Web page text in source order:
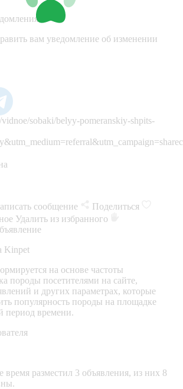
вам уведомление об изменении
sobaki/belyy-pomeranskiy-shpits-
сообщение
Поделиться
Удалить из избранного
Kinpet
на основе частоты
породы посетителями на сайте,
и других параметрах, которые
популярность породы на площадке
период времени.
время разместил 3 объявления, из них 8